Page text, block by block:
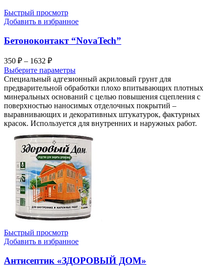
Быстрый просмотр
Добавить в избранное
Бетоноконтакт “NovaTech”
350 ₽ – 1632 ₽Диапазон
цен:
350 ₽
–
1632 ₽
Выберите параметры
Специальный адгезионный акриловый грунт для
предварительной обработки плохо впитывающих плотных
минеральных оснований с целью повышения сцепления с
поверхностью наносимых отделочных покрытий –
выравнивающих и декоративных штукатурок, фактурных
красок. Используется для внутренних и наружных работ.
Быстрый просмотр
Добавить в избранное
Антисептик «ЗДОРОВЫЙ ДОМ»